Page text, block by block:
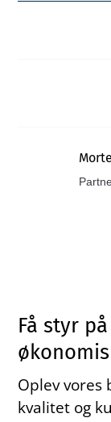
Få styr
Oplev vores
kvalitet og